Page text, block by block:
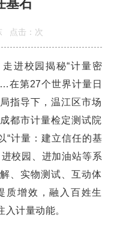
基石
点击： 次
进校园揭秘“计量密
在第27个世界计量日
指导下，温江区市场
都市计量检定测试院
“计量：建立信任的基
校园、进加油站等系
、实物测试、互动体
质增效，融入百姓生
计量动能。